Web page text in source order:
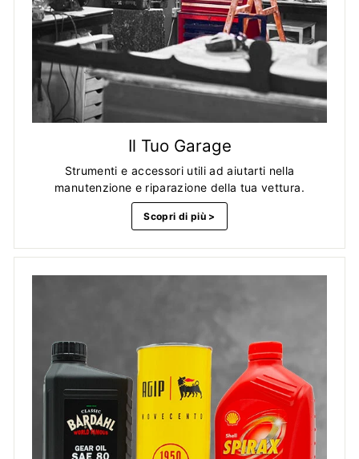
Il Tuo Garage
Strumenti e accessori utili ad aiutarti nella
manutenzione e riparazione della tua vettura.
Scopri di più >